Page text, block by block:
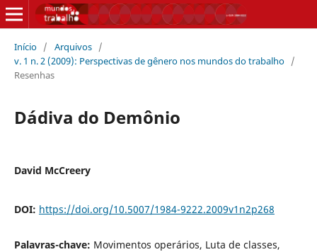
Início / Arquivos /
v. 1 n. 2 (2009): Perspectivas de gênero nos mundos do trabalho /
Resenhas
Dádiva do Demônio
David McCreery
DOI: https://doi.org/10.5007/1984-9222.2009v1n2p268
Palavras-chave: Movimentos operários, Luta de classes,